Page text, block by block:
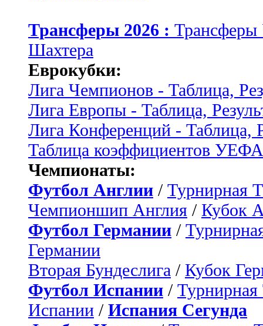
Трансферы 2026 :
Шахтера
Еврокубки:
Лига Чемпионов - Таблица,
Лига Европы - Таблица,
Лига Конференций - Таблица,
Таблица коэффициентов УЕФА
Чемпионаты:
Футбол Англии / Турнирная
Чемпионшип Англия / Кубок
Футбол Германии /
Германии
Вторая Бундеслига / Кубок
Футбол Испании / Турнирная
Испании / Испания Сегунда